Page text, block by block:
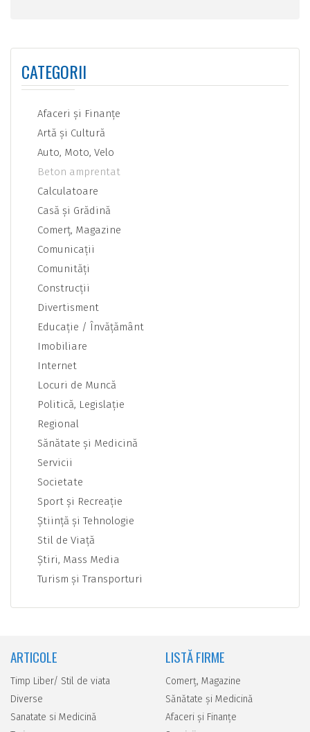
CATEGORII
Afaceri şi Finanţe
Artă şi Cultură
Auto, Moto, Velo
Beton amprentat
Calculatoare
Casă şi Grădină
Comerţ, Magazine
Comunicaţii
Comunităţi
Construcţii
Divertisment
Educaţie / Învăţământ
Imobiliare
Internet
Locuri de Muncă
Politică, Legislaţie
Regional
Sănătate şi Medicină
Servicii
Societate
Sport şi Recreaţie
Ştiinţă şi Tehnologie
Stil de Viaţă
Ştiri, Mass Media
Turism şi Transporturi
ARTICOLE
Timp Liber/ Stil de viata
Diverse
Sanatate si Medicină
LISTĂ FIRME
Comerţ, Magazine
Sănătate şi Medicină
Afaceri şi Finanţe